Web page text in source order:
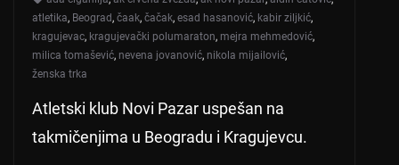
atletika, Beograd, čaak, čačak, esad hasanović, kabir ziljkić,
kragujevac, kragujevački polumaraton, mejra mehmedović,
milica tomašević, nevena jovanović, nikola mijailović,
ženska trka
Atletski klub Novi Pazar uspešan na
takmičenjima u Beogradu i Kragujevcu.